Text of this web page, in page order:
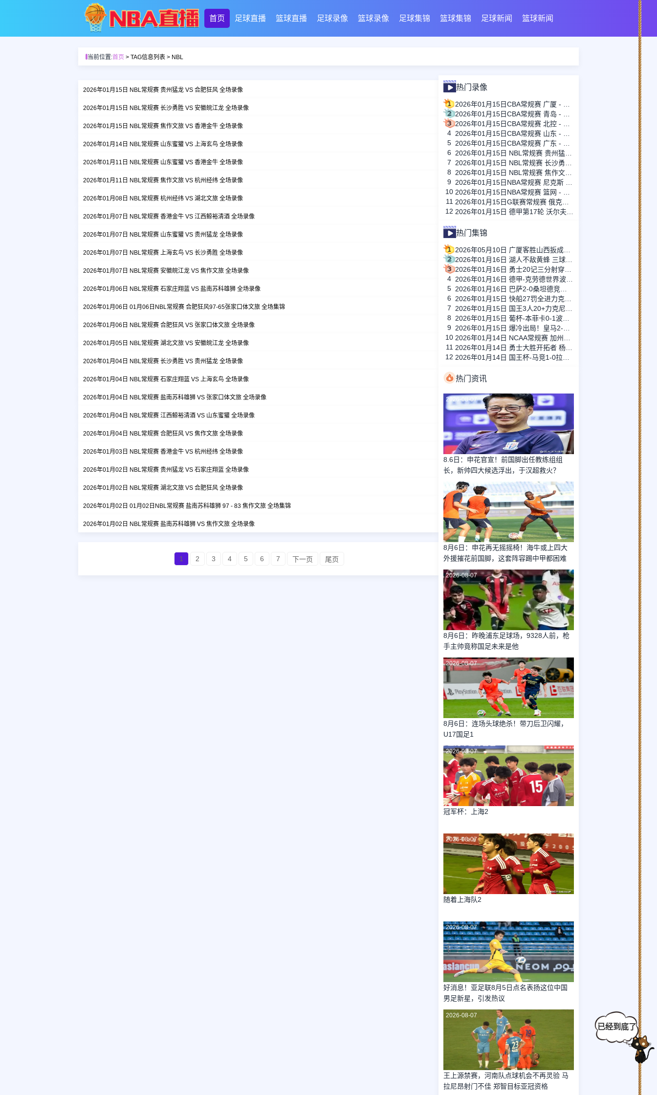
首页 足球直播 篮球直播 足球录像 篮球录像 足球集锦 篮球集锦 足球新闻 篮球新闻
当前位置:首页 > TAG信息列表 > NBL
2026年01月15日 NBL常规赛 贵州猛龙 VS 合肥狂风 全场录像
2026年01月15日 NBL常规赛 长沙勇胜 VS 安徽皖江龙 全场录像
2026年01月15日 NBL常规赛 焦作文旅 VS 香港金牛 全场录像
2026年01月14日 NBL常规赛 山东蜜獾 VS 上海玄鸟 全场录像
2026年01月11日 NBL常规赛 山东蜜獾 VS 香港金牛 全场录像
2026年01月11日 NBL常规赛 焦作文旅 VS 杭州经纬 全场录像
2026年01月08日 NBL常规赛 杭州经纬 VS 湖北文旅 全场录像
2026年01月07日 NBL常规赛 香港金牛 VS 江西鲸裕清酒 全场录像
2026年01月07日 NBL常规赛 山东蜜獾 VS 贵州猛龙 全场录像
2026年01月07日 NBL常规赛 上海玄鸟 VS 长沙勇胜 全场录像
2026年01月07日 NBL常规赛 安徽皖江龙 VS 焦作文旅 全场录像
2026年01月06日 NBL常规赛 石家庄翔蓝 VS 盐南苏科雄狮 全场录像
2026年01月06日 01月06日NBL常规赛 合肥狂风97-65张家口体文旅 全场集锦
2026年01月06日 NBL常规赛 合肥狂风 VS 张家口体文旅 全场录像
2026年01月05日 NBL常规赛 湖北文旅 VS 安徽皖江龙 全场录像
2026年01月04日 NBL常规赛 长沙勇胜 VS 贵州猛龙 全场录像
2026年01月04日 NBL常规赛 石家庄翔蓝 VS 上海玄鸟 全场录像
2026年01月04日 NBL常规赛 盐南苏科雄狮 VS 张家口体文旅 全场录像
2026年01月04日 NBL常规赛 江西鲸裕清酒 VS 山东蜜獾 全场录像
2026年01月04日 NBL常规赛 合肥狂风 VS 焦作文旅 全场录像
2026年01月03日 NBL常规赛 香港金牛 VS 杭州经纬 全场录像
2026年01月02日 NBL常规赛 贵州猛龙 VS 石家庄翔蓝 全场录像
2026年01月02日 NBL常规赛 湖北文旅 VS 合肥狂风 全场录像
2026年01月02日 01月02日NBL常规赛 盐南苏科雄狮 97 - 83 焦作文旅 全场集锦
2026年01月02日 NBL常规赛 盐南苏科雄狮 VS 焦作文旅 全场录像
1 2 3 4 5 6 7 下一页 尾页
热门录像
1
2
3
4
5
6
7
8
9
10
11
12
热门集锦
1
2
3
4
5
6
7
8
9
10
11
12
热门资讯
2026-08-07
8.6日：申花官宣！前国脚出任教练组组
长，新帅四大候选浮出，于汉超救火？
2026-08-07
8月6日：申花再无摇摇椅！海牛或上四大
外援摧花前国脚，这套阵容踢中甲都困难
2026-08-07
8月6日：昨晚浦东足球场，9328人前，枪
手主帅竟称国足未来是他
2026-08-07
8月6日：连场头球绝杀！带刀后卫闪耀，
U17国足1
2026-08-07
冠军杯：上海2
2026-08-07
随着上海队2
2026-08-07
好消息！亚足联8月5日点名表扬这位中国
男足新星，引发热议
2026-08-07
王上源禁赛，河南队点球机会不再灵验 马
拉尼昂射门不佳 郑智目标亚冠资格